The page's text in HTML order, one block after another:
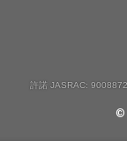
許諾 JASRAC:
©